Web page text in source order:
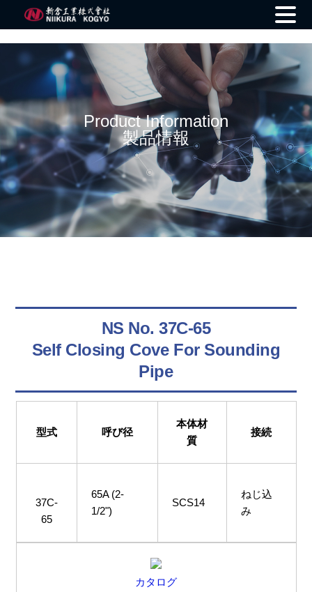
Product Information
製品情報
NS No. 37C-65
Self Closing Cove For Sounding
Pipe
型式 呼び径
本体材
質
接続
37C-
65
65A (2-
1/2")
SCS14
ねじ込
み
カタログ